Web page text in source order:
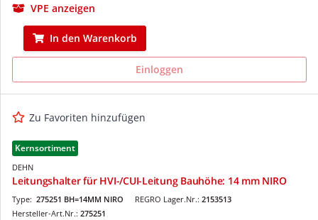
VPE anzeigen
In den Warenkorb
Einloggen
Zu Favoriten hinzufügen
Kernsortiment
DEHN
Leitungshalter für HVI-/CUI-Leitung Bauhöhe: 14 mm NIRO
REGRO Lager.Nr.: 2153513
Type: 275251 BH=14MM NIRO
Hersteller-Art.Nr.: 275251